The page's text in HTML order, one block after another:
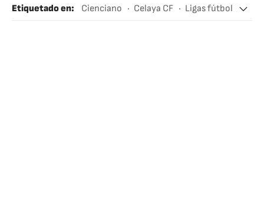
Etiquetado en: Cienciano Celaya CF
Ligas fútbol